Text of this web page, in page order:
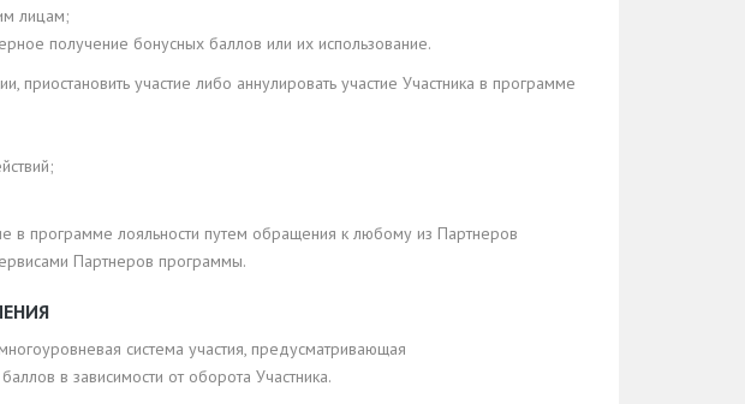
лицам;
получение бонусных баллов или их использование.
приостановить участие либо аннулировать участие Участника в программе
в программе лояльности путем обращения к любому из Партнеров
Партнеров программы.
система участия, предусматривающая
в зависимости от оборота Участника.